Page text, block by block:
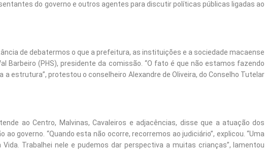
do governo e outros agentes para discutir políticas públicas ligadas ao
de debatermos o que a prefeitura, as instituições e a sociedade macaense
Barbeiro (PHS), presidente da comissão. “O fato é que não estamos fazendo
a estrutura”, protestou o conselheiro Alexandre de Oliveira, do Conselho Tutelar
ao Centro, Malvinas, Cavaleiros e adjacências, disse que a atuação dos
governo. “Quando esta não ocorre, recorremos ao judiciário”, explicou. “Uma
Trabalhei nele e pudemos dar perspectiva a muitas crianças”, lamentou